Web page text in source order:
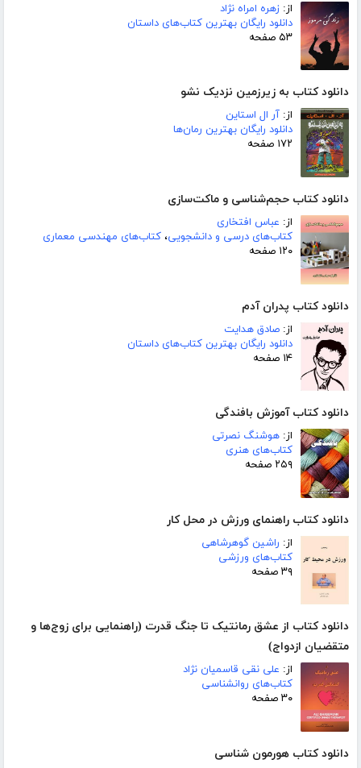
از: زهره امراه نژاد
دانلود رایگان بهترین کتاب‌های داستان
۵۳ صفحه
دانلود کتاب به زیرزمین نزدیک نشو
از: آر ال استاین
دانلود رایگان بهترین رمان‌ها
۱۷۲ صفحه
دانلود کتاب حجم‌شناسی و ماکت‌سازی
از: عباس افتخاری
کتاب‌های درسی و دانشجویی، کتاب‌های مهندسی معماری
۱۲۰ صفحه
دانلود کتاب پدران آدم
از: صادق هدایت
دانلود رایگان بهترین کتاب‌های داستان
۱۴ صفحه
دانلود کتاب آموزش بافندگی
از: هوشنگ نصرتی
کتاب‌های هنری
۲۵۹ صفحه
دانلود کتاب راهنمای ورزش در محل کار
از: راشین گوهرشاهی
کتاب‌های ورزشی
۳۹ صفحه
دانلود کتاب از عشق رمانتیک تا جنگ قدرت (راهنمایی برای زوج‌ها و
متقضیان ازدواج)
از: علی نقی قاسمیان نژاد
کتاب‌های روانشناسی
۳۰ صفحه
دانلود کتاب هورمون شناسی